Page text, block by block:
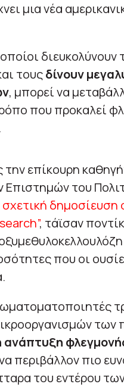
μια νέα
διευκολύνουν
τουςδίνουν
, μπορεί να
που προκαλεί
επίκουρη
Επιστημών του
σχετική δημοσίευση
, τάϊσαν
που οι
των
ανάπτυξη
περιβάλλον πιο
του εντέρου